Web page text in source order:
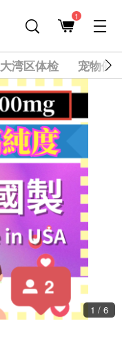
1
大湾区体检 宠物健
1 / 6